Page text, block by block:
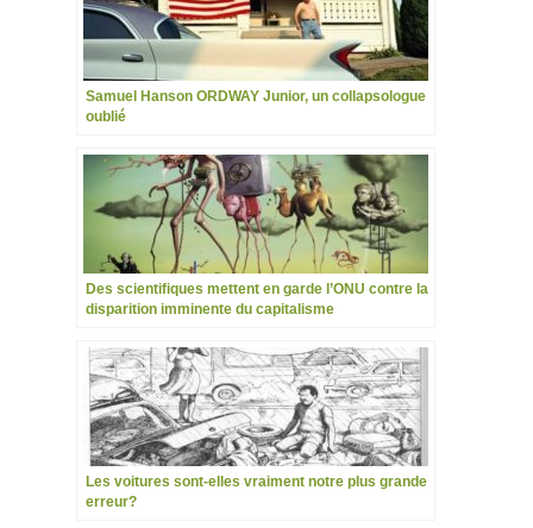
Samuel Hanson ORDWAY Junior, un collapsologue
oublié
Des scientifiques mettent en garde l’ONU contre la
disparition imminente du capitalisme
Les voitures sont-elles vraiment notre plus grande
erreur?